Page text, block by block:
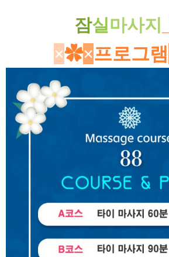
잠실 마사지
×✿×프로그램